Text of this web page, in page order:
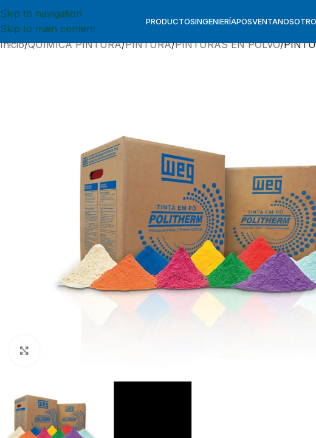
Skip to navigation
Skip to main content
PRODUCTOSINGENIERÍAPOSVENTA
Inicio QUIMICA PINTURA PINTURA PINTURAS EN POLVO